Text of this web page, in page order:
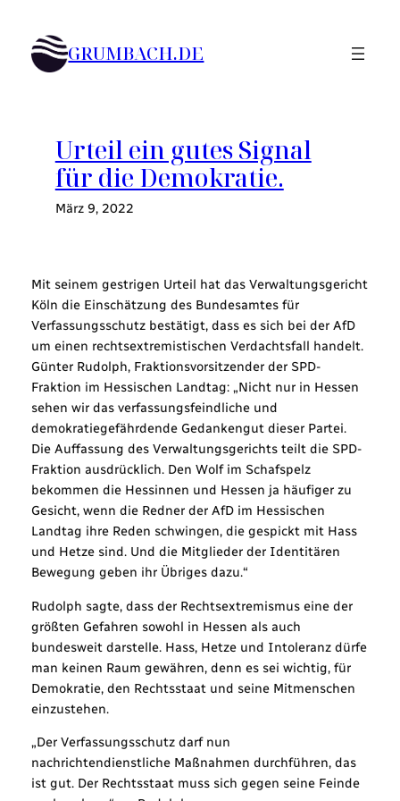
Inhalt
springen GRUMBACH.DE
Urteil ein gutes Signal
für die Demokratie.
März 9, 2022
Mit seinem gestrigen Urteil hat das Verwaltungsgericht
Köln die Einschätzung des Bundesamtes für
Verfassungsschutz bestätigt, dass es sich bei der AfD
um einen rechtsextremistischen Verdachtsfall handelt.
Günter Rudolph, Fraktionsvorsitzender der SPD-
Fraktion im Hessischen Landtag: „Nicht nur in Hessen
sehen wir das verfassungsfeindliche und
demokratiegefährdende Gedankengut dieser Partei.
Die Auffassung des Verwaltungsgerichts teilt die SPD-
Fraktion ausdrücklich. Den Wolf im Schafspelz
bekommen die Hessinnen und Hessen ja häufiger zu
Gesicht, wenn die Redner der AfD im Hessischen
Landtag ihre Reden schwingen, die gespickt mit Hass
und Hetze sind. Und die Mitglieder der Identitären
Bewegung geben ihr Übriges dazu.“
Rudolph sagte, dass der Rechtsextremismus eine der
größten Gefahren sowohl in Hessen als auch
bundesweit darstelle. Hass, Hetze und Intoleranz dürfe
man keinen Raum gewähren, denn es sei wichtig, für
Demokratie, den Rechtsstaat und seine Mitmenschen
einzustehen.
„Der Verfassungsschutz darf nun
nachrichtendienstliche Maßnahmen durchführen, das
ist gut. Der Rechtsstaat muss sich gegen seine Feinde